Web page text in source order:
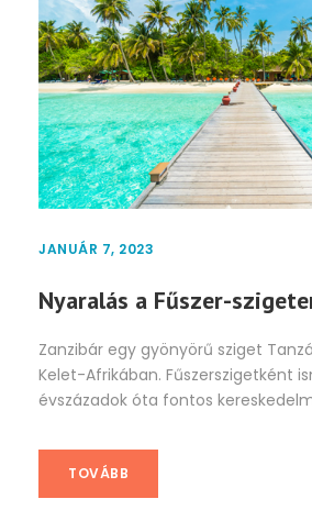
JANUÁR 7, 2023
Nyaralás a Fűszer-
Zanzibár egy gyönyörű sziget
Kelet-Afrikában. Fűszerszigetként
évszázadok óta fontos
TOVÁBB